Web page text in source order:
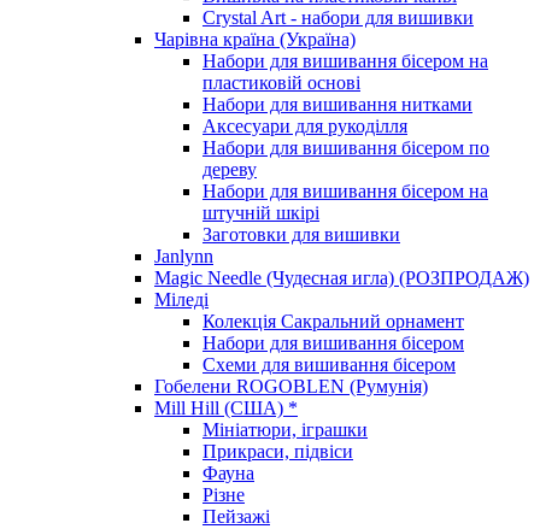
Crystal Art - набори для вишивки
Чарівна країна (Україна)
Набори для вишивання бісером на
пластиковій основі
Набори для вишивання нитками
Аксесуари для рукоділля
Набори для вишивання бісером по
дереву
Набори для вишивання бісером на
штучній шкірі
Заготовки для вишивки
Janlynn
Magic Needle (Чудесная игла) (РОЗПРОДАЖ)
Міледі
Колекція Сакральний орнамент
Набори для вишивання бісером
Схеми для вишивання бісером
Гобелени ROGOBLEN (Румунія)
Mill Hill (США) *
Мініатюри, іграшки
Прикраси, підвіси
Фауна
Різне
Пейзажі